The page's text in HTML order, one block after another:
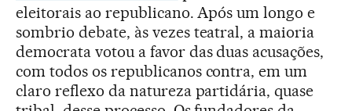
eleitorais ao republicano. Após um longo e
sombrio debate, às vezes teatral, a maioria
democrata votou a favor das duas acusações,
com todos os republicanos contra, em um
claro reflexo da natureza partidária, quase